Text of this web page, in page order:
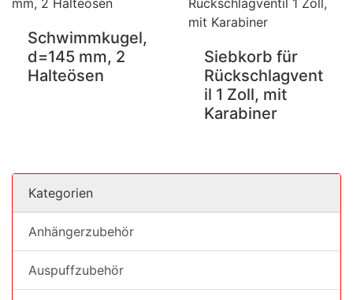
Schwimmkugel,
d=145 mm, 2
Halteösen
Siebkorb für
Rückschlagvent
il 1 Zoll, mit
Karabiner
Kategorien
Anhängerzubehör
Auspuffzubehör